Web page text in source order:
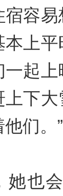
宿容
本上
一起
上下
们。”
她也